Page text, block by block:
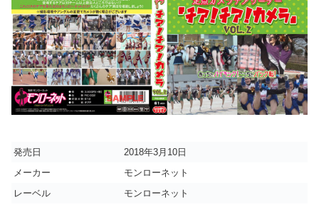
発売日
2018年3月10日
メーカー
モンローネット
レーベル
モンローネット